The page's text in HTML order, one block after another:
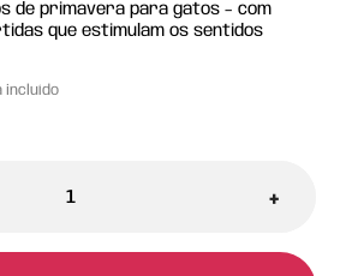
de primavera para gatos – com
que estimulam os sentidos
incluído
+